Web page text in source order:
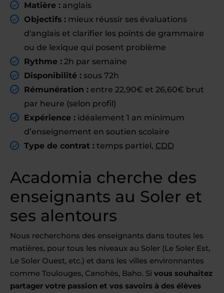
Matière : anglais
Objectifs : mieux réussir ses évaluations
d'anglais et clarifier les points de grammaire
ou de lexique qui posent problème
Rythme : 2h par semaine
Disponibilité : sous 72h
Rémunération : entre 22,90€ et 26,60€ brut
par heure (selon profil)
Expérience : idéalement 1 an minimum
d’enseignement en soutien scolaire
Type de contrat : temps partiel, CDD
Acadomia cherche des
enseignants au Soler et
ses alentours
Nous recherchons des enseignants dans toutes les
matières, pour tous les niveaux au Soler (Le Soler Est,
Le Soler Ouest, etc.) et dans les villes environnantes
comme Toulouges, Canohès, Baho. Si vous souhaitez
partager votre passion et vos savoirs à des élèves